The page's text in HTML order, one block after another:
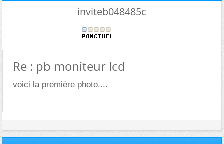
inviteb048485c
Re : pb moniteur lcd
voici la première photo....